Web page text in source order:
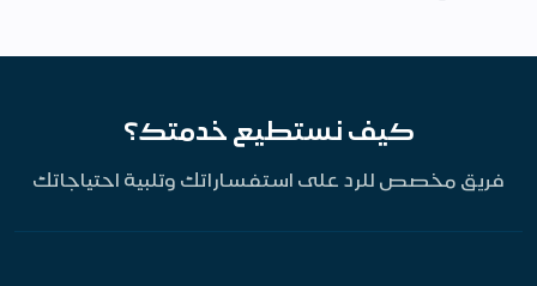
كيف نستطيع خدمتك؟
فريق مخصص للرد على استفساراتك وتلبية احتياجاتك